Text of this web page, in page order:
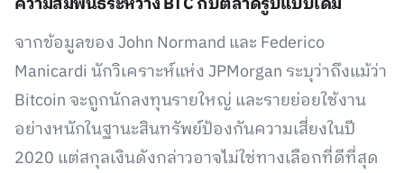
จากข้อมูลของ John Normand และ Federico
Manicardi นักวิเคราะห์แห่ง JPMorgan ระบุว่าถึงแม้ว่า
Bitcoin จะถูกนักลงทุนรายใหญ่ และรายย่อยใช้งาน
อย่างหนักในฐานะสินทรัพย์ป้องกันความเสี่ยงในปี
2020 แต่สกุลเงินดังกล่าวอาจไม่ใช่ทางเลือกที่ดีที่สุด